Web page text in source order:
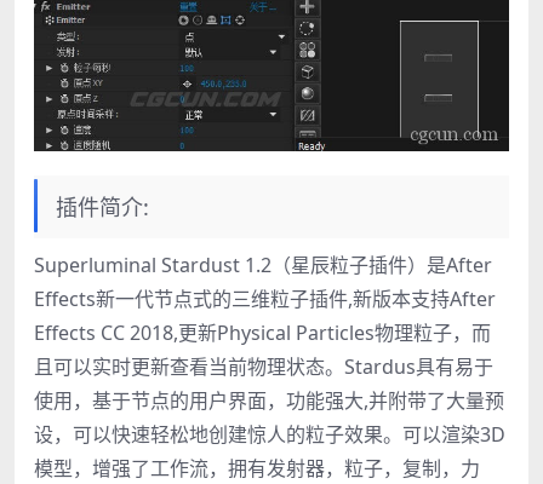
插件简介:
Superluminal Stardust 1.2（星辰粒子插件）是After
Effects新一代节点式的三维粒子插件,新版本支持After
Effects CC 2018,更新Physical Particles物理粒子，而
且可以实时更新查看当前物理状态。Stardus具有易于
使用，基于节点的用户界面，功能强大,并附带了大量预
设，可以快速轻松地创建惊人的粒子效果。可以渲染3D
模型，增强了工作流，拥有发射器，粒子，复制，力